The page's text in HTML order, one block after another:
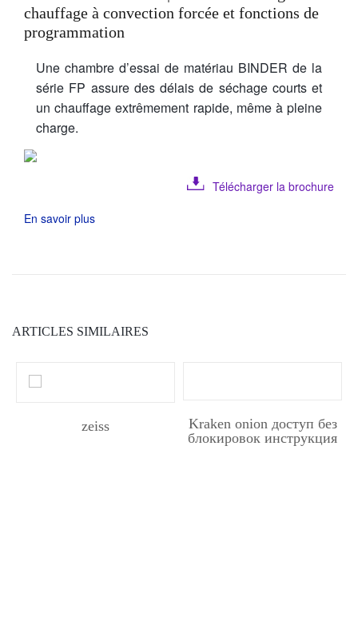
chauffage à convection forcée et fonctions de
programmation
Une chambre d’essai de matériau BINDER de la
série FP assure des délais de séchage courts et
un chauffage extrêmement rapide, même à pleine
charge.
Télécharger la brochure
En savoir plus
ARTICLES SIMILAIRES
zeiss
Kraken onion доступ без
блокировок инструкция